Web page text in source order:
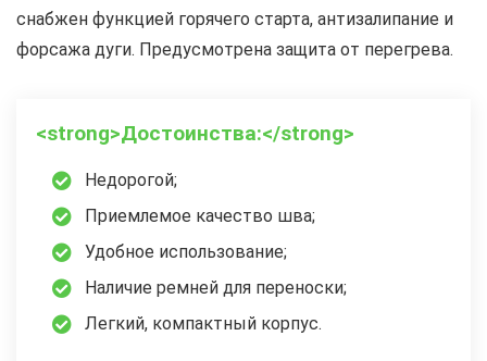
снабжен функцией горячего старта, антизалипание и
форсажа дуги. Предусмотрена защита от перегрева.
<strong>Достоинства:</strong>
Недорогой;
Приемлемое качество шва;
Удобное использование;
Наличие ремней для переноски;
Легкий, компактный корпус.